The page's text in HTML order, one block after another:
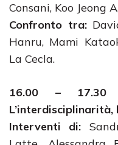
Consani, Koo Jeong
Confronto tra:
Hanru, Mami
La Cecla.
16.00 –
L’interdisciplinarità,
Interventi di: